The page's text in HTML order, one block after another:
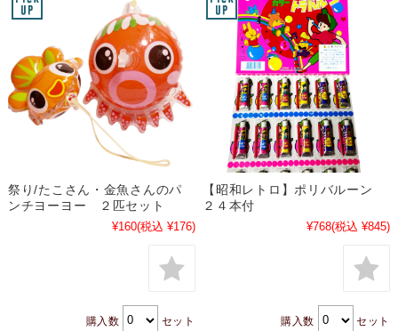
祭り/たこさん・金魚さんのパ
ンチヨーヨー ２匹セット
¥160(税込 ¥176)
購入数 セット
【昭和レトロ】ポリバルーン
２４本付
¥768(税込 ¥845)
購入数 セット